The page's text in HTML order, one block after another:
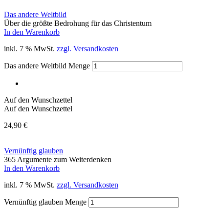
Das andere Weltbild
Über die größte Bedrohung für das Christentum
In den Warenkorb
inkl. 7 % MwSt. zzgl. Versandkosten
Das andere Weltbild Menge
Auf den Wunschzettel
Auf den Wunschzettel
24,90 €
Vernünftig glauben
365 Argumente zum Weiterdenken
In den Warenkorb
inkl. 7 % MwSt. zzgl. Versandkosten
Vernünftig glauben Menge